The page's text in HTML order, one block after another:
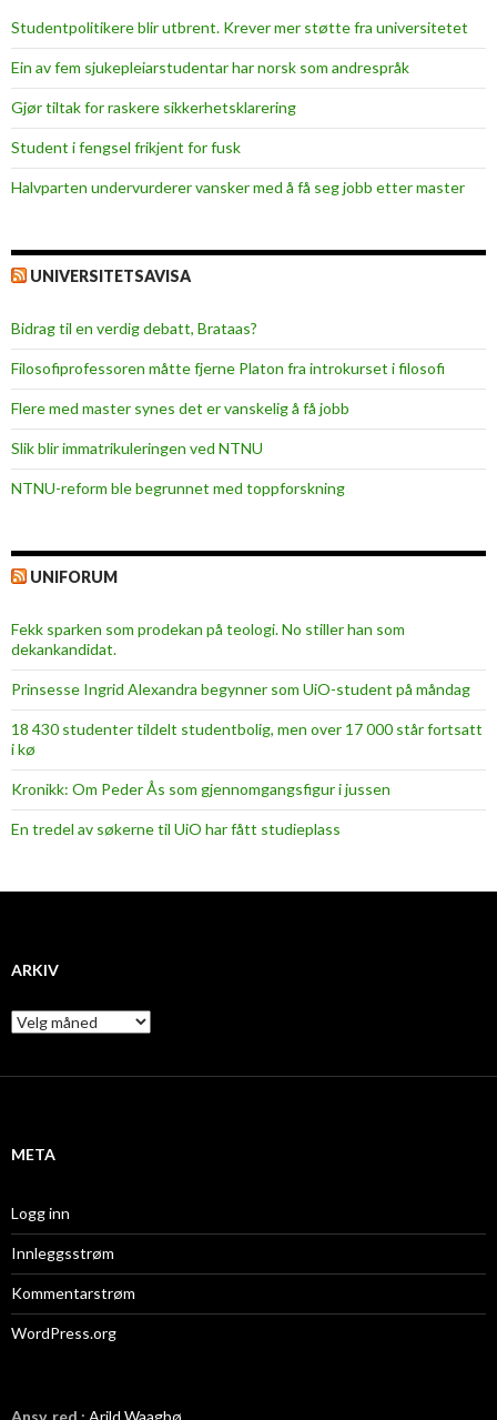
r
e
e
i
Studentpolitikere blir utbrent. Krever mer støtte fra universitetet
Ein av fem sjukepleiar­studentar har norsk som andrespråk
Gjør tiltak for raskere sikkerhets­klarering
Student i fengsel frikjent for fusk
Halvparten undervurderer vansker med å få seg jobb etter master
UNIVERSITETSAVISA
Bidrag til en verdig debatt, Brataas?
Filosofiprofessoren måtte fjerne Platon fra introkurset i filosofi
Flere med master synes det er vanskelig å få jobb
Slik blir immatrikuleringen ved NTNU
NTNU-reform ble begrunnet med toppforskning
UNIFORUM
Fekk sparken som prodekan på teologi. No stiller han som
dekankandidat.
Prinsesse Ingrid Alexandra begynner som UiO-student på måndag
18 430 studenter tildelt studentbolig, men over 17 000 står fortsatt
i kø
Kronikk: Om Peder Ås som gjennomgangsfigur i jussen
En tredel av søkerne til UiO har fått studieplass
ARKIV
A
r
i
META
Logg inn
Innleggsstrøm
Kommentarstrøm
WordPress.org
Ansv. red.: Arild Waagbø